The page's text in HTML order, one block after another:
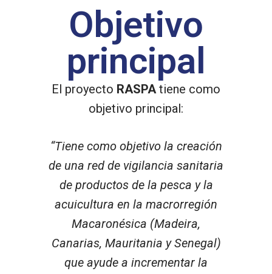
Objetivo
principal
El proyecto RASPAtiene como
objetivo principal:
“Tiene como objetivo la creación
de una red de vigilancia sanitaria
de productos de la pesca y la
acuicultura en la macrorregión
Macaronésica (Madeira,
Canarias, Mauritania y Senegal)
que ayude a incrementar la